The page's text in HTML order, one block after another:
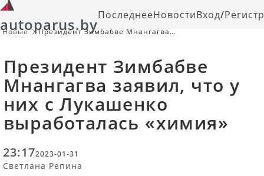
autoparus.byПоследнееНовостиВход/
Новые
Президент Зимбабве Мнангагва
Президент Зимбабве
Мнангагва заявил, что у
них с Лукашенко
выработалась «химия»
23:172023-01-31
Светлана Репина